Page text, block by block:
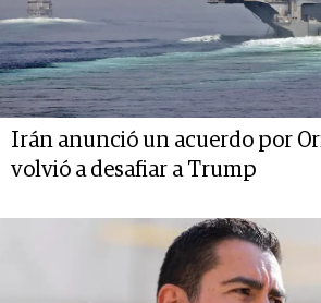
Irán anunció un acuerdo por
volvió a desafiar a Trump